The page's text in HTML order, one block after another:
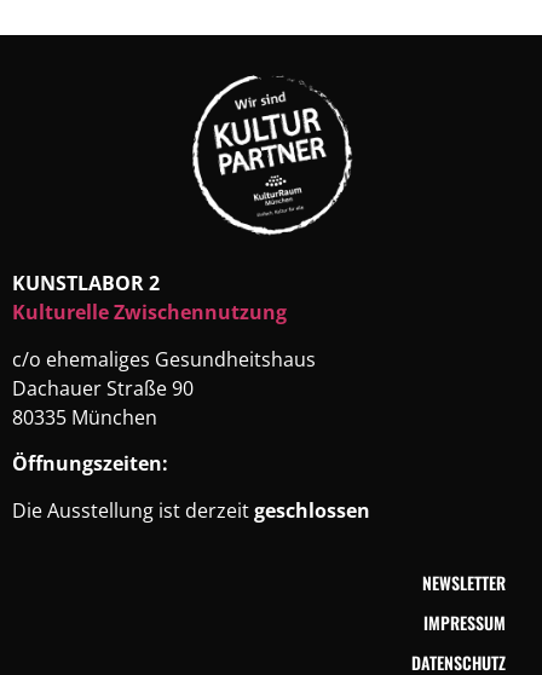
KUNSTLABOR 2
Kulturelle Zwischennutzung
c/o ehemaliges Gesundheitshaus
Dachauer Straße 90
80335 München
Öffnungszeiten:
Die Ausstellung ist derzeitgeschlossen
NEWSLETTER
IMPRESSUM
DATENSCHUTZ